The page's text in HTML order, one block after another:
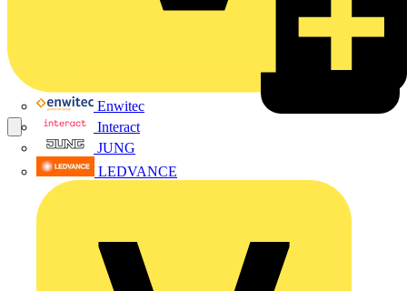
Enwitec
Interact
JUNG
LEDVANCE